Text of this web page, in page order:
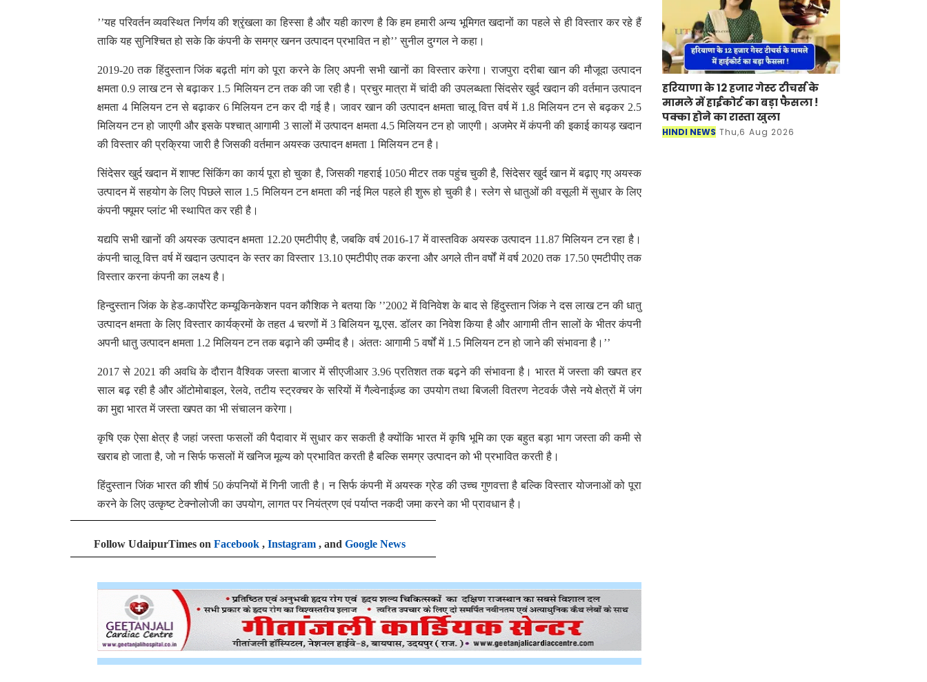
’’यह परिवर्तन व्यवस्थित निर्णय की श्रृंखला का हिस्सा है और यही कारण है कि हम हमारी अन्य भूमिगत खदानों का पहले से ही विस्तार कर रहे हैं
ताकि यह सुनिश्चित हो सके कि कंपनी के समग्र खनन उत्पादन प्रभावित न हो’’ सुनील दुग्गल ने कहा।
2019-20 तक हिंदुस्तान जिंक बढ़ती मांग को पूरा करने के लिए अपनी सभी खानों का विस्तार करेगा। राजपुरा दरीबा खान की मौजूदा उत्पादन
क्षमता 0.9 लाख टन से बढ़ाकर 1.5 मिलियन टन तक की जा रही है। प्रचुर मात्रा में चांदी की उपलब्धता सिंदसेर खुर्द खदान की वर्तमान उत्पादन
क्षमता 4 मिलियन टन से बढ़ाकर 6 मिलियन टन कर दी गई है। जावर खान की उत्पादन क्षमता चालू वित्त वर्ष में 1.8 मिलियन टन से बढ़कर 2.5
मिलियन टन हो जाएगी और इसके पश्चात् आगामी 3 सालों में उत्पादन क्षमता 4.5 मिलियन टन हो जाएगी। अजमेर में कंपनी की इकाई कायड़ खदान
की विस्तार की प्रक्रिया जारी है जिसकी वर्तमान अयस्क उत्पादन क्षमता 1 मिलियन टन है।
सिंदेसर खुर्द खदान में शाफ्ट सिंकिंग का कार्य पूरा हो चुका है, जिसकी गहराई 1050 मीटर तक पहुंच चुकी है, सिंदेसर खुर्द खान में बढ़ाए गए अयस्क
उत्पादन में सहयोग के लिए पिछले साल 1.5 मिलियन टन क्षमता की नई मिल पहले ही शुरू हो चुकी है। स्लेग से धातुओं की वसूली में सुधार के लिए
कंपनी फ्यूमर प्लांट भी स्थापित कर रही है।
यद्यपि सभी खानों की अयस्क उत्पादन क्षमता 12.20 एमटीपीए है, जबकि वर्ष 2016-17 में वास्तविक अयस्क उत्पादन 11.87 मिलियन टन रहा है।
कंपनी चालू वित्त वर्ष में खदान उत्पादन के स्तर का विस्तार 13.10 एमटीपीए तक करना और अगले तीन वर्षों में वर्ष 2020 तक 17.50 एमटीपीए तक
विस्तार करना कंपनी का लक्ष्य है।
हिन्दुस्तान जिंक के हेड-कार्पोरेट कम्यूकिनकेशन पवन कौशिक ने बतया कि ’’2002 में विनिवेश के बाद से हिंदुस्तान जिंक ने दस लाख टन की धातु
उत्पादन क्षमता के लिए विस्तार कार्यक्रमों के तहत 4 चरणों में 3 बिलियन यू.एस. डॉलर का निवेश किया है और आगामी तीन सालों के भीतर कंपनी
अपनी धातु उत्पादन क्षमता 1.2 मिलियन टन तक बढ़ाने की उम्मीद है। अंततः आगामी 5 वर्षों में 1.5 मिलियन टन हो जाने की संभावना है।’’
2017 से 2021 की अवधि के दौरान वैश्विक जस्ता बाजार में सीएजीआर 3.96 प्रतिशत तक बढ़ने की संभावना है। भारत में जस्ता की खपत हर
साल बढ़ रही है और ऑटोमोबाइल, रेलवे, तटीय स्ट्रक्चर के सरियों में गैल्वेनाईज़्ड का उपयोग तथा बिजली वितरण नेटवर्क जैसे नये क्षेत्रों में जंग
का मुद्दा भारत में जस्ता खपत का भी संचालन करेगा।
कृषि एक ऐसा क्षेत्र है जहां जस्ता फसलों की पैदावार में सुधार कर सकती है क्योंकि भारत में कृषि भूमि का एक बहुत बड़ा भाग जस्ता की कमी से
खराब हो जाता है, जो न सिर्फ फसलों में खनिज मूल्य को प्रभावित करती है बल्कि समग्र उत्पादन को भी प्रभावित करती है।
हिंदुस्तान जिंक भारत की शीर्ष 50 कंपनियों में गिनी जाती है। न सिर्फ कंपनी में अयस्क ग्रेड की उच्च गुणवत्ता है बल्कि विस्तार योजनाओं को पूरा
करने के लिए उत्कृष्ट टेक्नोलोजी का उपयोग, लागत पर नियंत्रण एवं पर्याप्त नकदी जमा करने का भी प्रावधान है।
Follow UdaipurTimes on Facebook , Instagram , and Google News
हरियाणा के 12 हजार गेस्ट टीचर्स के
मामले में हाईकोर्ट का बड़ा फैसला !
पक्का होने का रास्ता खुला
HINDI NEWS Thu,6 Aug 2026